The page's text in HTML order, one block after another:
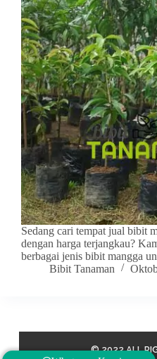
Sedang cari tempat jual bibit
dengan harga terjangkau?
berbagai jenis bibit mangga
Bibit Tanaman
© 2022 ALL